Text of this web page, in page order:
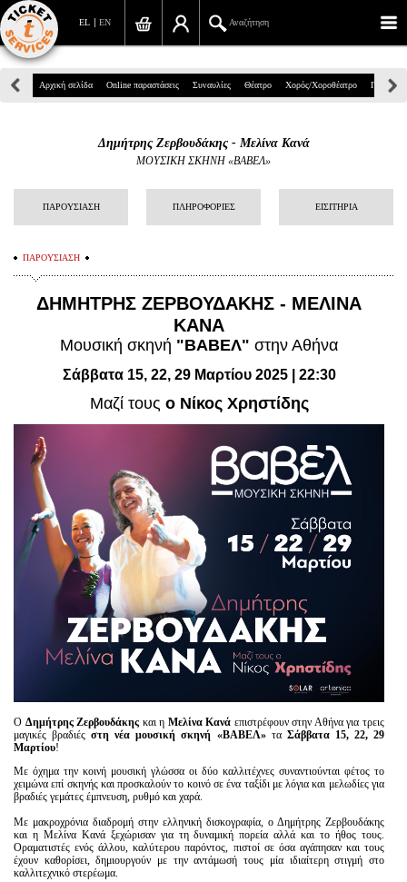
EN
EL Αναζήτηση
Πανεπιστημίου 39, Αθήνα
info@ticketservices.gr
Αναζήτηση
Σύνδεση/Εγγραφή
Αναζήτηση παραγγελίας
Προσωπικά Δεδομένα
Πληροφορίες
Είσοδος διαχειριστή
Αρχική σελίδα Online παραστάσεις Συναυλίες Θέατρο Χορός/Χοροθέατρο Παιδικά
Δημήτρης Ζερβουδάκης - Μελίνα Κανά
ΜΟΥΣΙΚΗ ΣΚΗΝΗ «ΒΑΒΕΛ»
ΠΑΡΟΥΣΙΑΣΗ ΠΛΗΡΟΦΟΡΙΕΣ ΕΙΣΙΤΗΡΙΑ
ΠΑΡΟΥΣΙΑΣΗ
ΔΗΜΗΤΡΗΣ ΖΕΡΒΟΥΔΑΚΗΣ - ΜΕΛΙΝΑ
ΚΑΝΑ
Μουσική σκηνή "ΒΑΒΕΛ" στην Αθήνα
Σάββατα 15, 22, 29 Μαρτίου 2025 | 22:30
Μαζί τους ο Νίκος Χρηστίδης
Ο Δημήτρης Ζερβουδάκης και η Μελίνα Κανά επιστρέφουν στην Αθήνα για τρεις
μαγικές βραδιέςστη νέα μουσική σκηνή «ΒΑΒΕΛ»τα Σάββατα 15, 22, 29
Μαρτίου!
Με όχημα την κοινή μουσική γλώσσα οι δύο καλλιτέχνες συναντιούνται φέτος το
χειμώνα επί σκηνής και προσκαλούν το κοινό σε ένα ταξίδι με λόγια και μελωδίες για
βραδιές γεμάτες έμπνευση, ρυθμό και χαρά.
Με μακροχρόνια διαδρομή στην ελληνική δισκογραφία, ο Δημήτρης Ζερβουδάκης
και η Μελίνα Κανά ξεχώρισαν για τη δυναμική πορεία αλλά και το ήθος τους.
Οραματιστές ενός άλλου, καλύτερου παρόντος, πιστοί σε όσα αγάπησαν και τους
έχουν καθορίσει, δημιουργούν με την αντάμωσή τους μία ιδιαίτερη στιγμή στο
καλλιτεχνικό στερέωμα.